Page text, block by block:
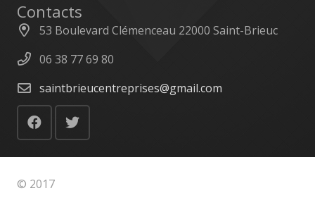
Contacts
53 Boulevard Clémenceau 22000 Saint-Brieuc
06 38 77 69 80
saintbrieucentreprises@gmail.com
© 2017